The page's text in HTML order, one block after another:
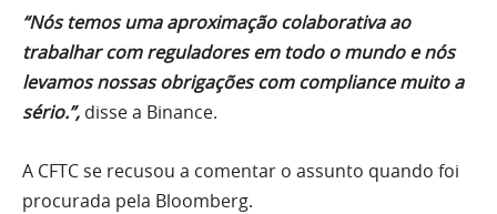
“Nós temos uma aproximação colaborativa ao
trabalhar com reguladores em todo o mundo e nós
levamos nossas obrigações com compliance muito a
sério.”, disse a Binance.
A CFTC se recusou a comentar o assunto quando foi
procurada pela Bloomberg.